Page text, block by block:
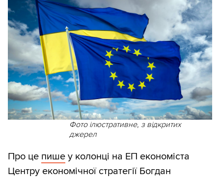
Фото ілюстративне, з відкритих
джерел
Про це пише у колонці на ЕП економіста
Центру економічної стратегії Богдан